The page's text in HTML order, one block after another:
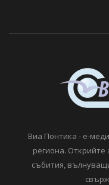
Виа Понтика - е-
региона. Открийте
събития,